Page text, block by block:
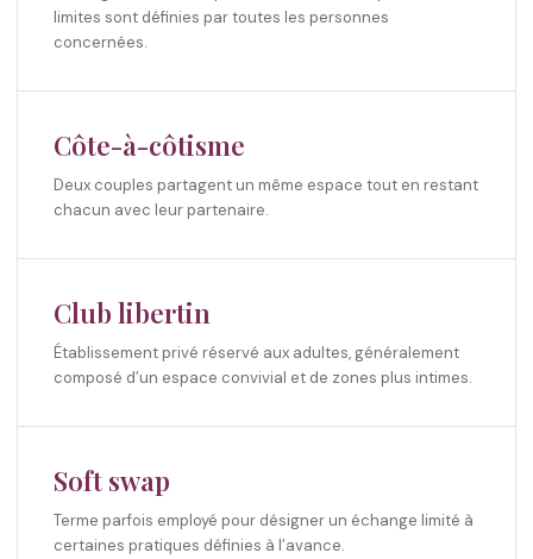
limites sont définies par toutes les personnes
concernées.
Côte-à-côtisme
Deux couples partagent un même espace tout en restant
chacun avec leur partenaire.
Club libertin
Établissement privé réservé aux adultes, généralement
composé d’un espace convivial et de zones plus intimes.
Soft swap
Terme parfois employé pour désigner un échange limité à
certaines pratiques définies à l’avance.